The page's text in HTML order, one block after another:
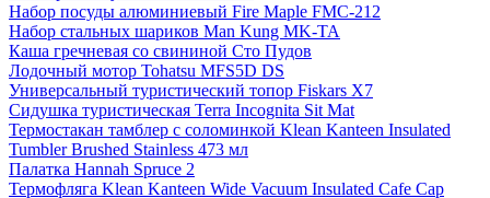
Набор посуды алюминиевый Fire Maple FMC-212
Набор стальных шариков Man Kung MK-TA
Каша гречневая со свининой Сто Пудов
Лодочный мотор Tohatsu MFS5D DS
Универсальный туристический топор Fiskars X7
Сидушка туристическая Terra Incognita Sit Mat
Термостакан тамблер с соломинкой Klean Kanteen Insulated
Tumbler Brushed Stainless 473 мл
Палатка Hannah Spruce 2
Термофляга Klean Kanteen Wide Vacuum Insulated Cafe Cap